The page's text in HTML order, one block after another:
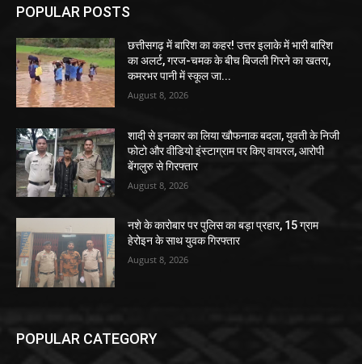
POPULAR POSTS
छत्तीसगढ़ में बारिश का कहर! उत्तर इलाके में भारी बारिश
का अलर्ट, गरज-चमक के बीच बिजली गिरने का खतरा,
कमरभर पानी में स्कूल जा...
August 8, 2026
शादी से इनकार का लिया खौफनाक बदला, युवती के निजी
फोटो और वीडियो इंस्टाग्राम पर किए वायरल, आरोपी
बेंगलुरु से गिरफ्तार
August 8, 2026
नशे के कारोबार पर पुलिस का बड़ा प्रहार, 15 ग्राम
हेरोइन के साथ युवक गिरफ्तार
August 8, 2026
POPULAR CATEGORY